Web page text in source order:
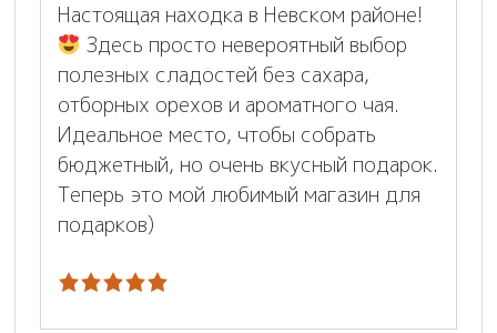
Настоящая находка в Невском районе!
Здесь просто невероятный выбор
полезных сладостей без сахара,
отборных орехов и ароматного чая.
Идеальное место, чтобы собрать
бюджетный, но очень вкусный подарок.
Теперь это мой любимый магазин для
подарков)